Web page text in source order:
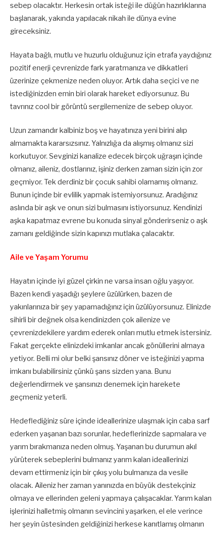
sebep olacaktır. Herkesin ortak isteği ile düğün hazırlıklarına
başlanarak, yakında yapılacak nikah ile dünya evine
gireceksiniz.
Hayata bağlı, mutlu ve huzurlu olduğunuz için etrafa yaydığınız
pozitif enerji çevrenizde fark yaratmanıza ve dikkatleri
üzerinize çekmenize neden oluyor. Artık daha seçici ve ne
istediğinizden emin biri olarak hareket ediyorsunuz. Bu
tavrınız cool bir görüntü sergilemenize de sebep oluyor.
Uzun zamandır kalbiniz boş ve hayatınıza yeni birini alıp
almamakta kararsızsınız. Yalnızlığa da alışmış olmanız sizi
korkutuyor. Sevginizi kanalize edecek birçok uğraşın içinde
olmanız, aileniz, dostlarınız, işiniz derken zaman sizin için zor
geçmiyor. Tek derdiniz bir çocuk sahibi olamamış olmanız.
Bunun içinde bir evlilik yapmak istemiyorsunuz. Aradığınız
aslında bir aşk ve onun sizi bulmasını istiyorsunuz. Kendinizi
aşka kapatmaz evrene bu konuda sinyal gönderirseniz o aşk
zamanı geldiğinde sizin kapınızı mutlaka çalacaktır.
Aile ve Yaşam Yorumu
Hayatın içinde iyi güzel çirkin ne varsa insan oğlu yaşıyor.
Bazen kendi yaşadığı şeylere üzülürken, bazen de
yakınlarınıza bir şey yapamadığınız için üzülüyorsunuz. Elinizde
sihirli bir değnek olsa kendinizden çok ailenize ve
çevrenizdekilere yardım ederek onları mutlu etmek istersiniz.
Fakat gerçekte elinizdeki imkanlar ancak gönüllerini almaya
yetiyor. Belli mi olur belki şansınız döner ve isteğinizi yapma
imkanı bulabilirsiniz çünkü şans sizden yana. Bunu
değerlendirmek ve şansınızı denemek için harekete
geçmeniz yeterli.
Hedeflediğiniz süre içinde ideallerinize ulaşmak için caba sarf
ederken yaşanan bazı sorunlar, hedeflerinizde sapmalara ve
yarım bırakmanıza neden olmuş. Yaşanan bu durumun akıl
yürüterek sebeplerini bulmanız yarım kalan ideallerinizi
devam ettirmeniz için bir çıkış yolu bulmanıza da vesile
olacak. Aileniz her zaman yanınızda en büyük destekçiniz
olmaya ve ellerinden geleni yapmaya çalışacaklar. Yarım kalan
işlerinizi halletmiş olmanın sevincini yaşarken, el ele verince
her şeyin üstesinden geldiğinizi herkese kanıtlamış olmanın